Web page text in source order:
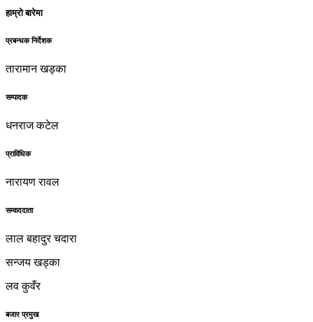
हाम्रो बारेमा
प्रबन्धक निर्देशक
तारामान खड्का
सम्पादक
धनराज कटेल
प्राविधिक
नारायण रावल
सम्वाददाता
लाल बहादुर चदारा
सन्जय खड्का
लव कुवँर
बजार प्रमुख